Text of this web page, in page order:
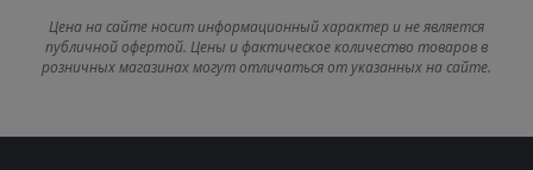
Цена на сайте носит информационный характер и не является
публичной офертой. Цены и фактическое количество товаров в
розничных магазинах могут отличаться от указанных на сайте.